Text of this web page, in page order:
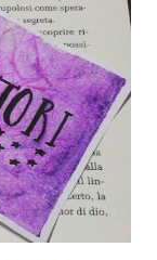
a malapena la
via di fuga.
mutante inizia a
si trovano i
bastasse,